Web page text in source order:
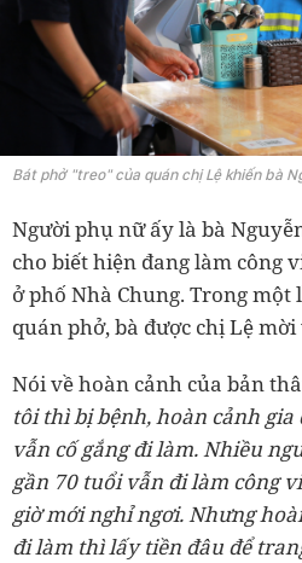
Bát phở "treo" của quán chị Lệ khiến bà
Người phụ nữ ấy là bà
cho biết hiện đang làm công
ở phố Nhà Chung. Trong một
quán phở, bà được chị Lệ
Nói về hoàn cảnh của bản
tôi thì bị bệnh, hoàn cảnh
vẫn cố gắng đi làm. Nhiều
gần 70 tuổi vẫn đi làm công
giờ mới nghỉ ngơi. Nhưng
đi làm thì lấy tiền đâu để